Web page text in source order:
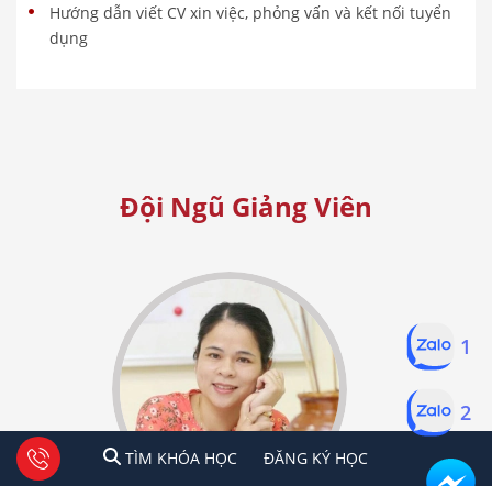
Hướng dẫn viết CV xin việc, phỏng vấn và kết nối tuyển
dụng
Đội Ngũ Giảng Viên
TÌM KHÓA HỌC ĐĂNG KÍ HỌC
1 2 Tư vấn facebook
TÌM KHÓA HỌC ĐĂNG KÝ HỌC
1
2